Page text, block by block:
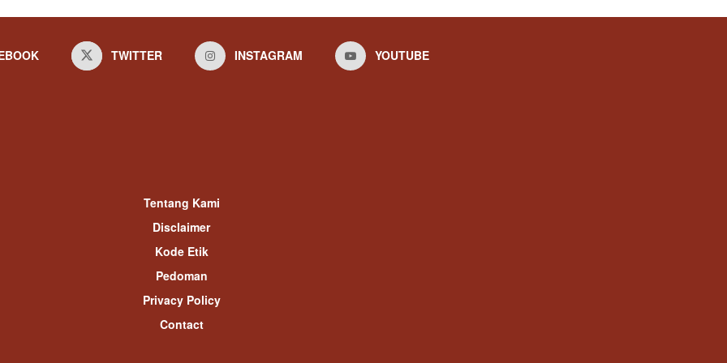
TWITTER INSTAGRAM YOUTUBE
Tentang Kami
Disclaimer
Kode Etik
Pedoman
Privacy Policy
Contact